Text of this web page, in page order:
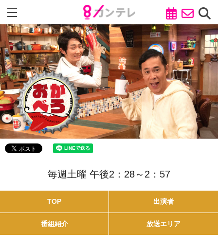
毎週土曜 午後2：28～2：57
TOP 出演者
番組紹介 放送エリア